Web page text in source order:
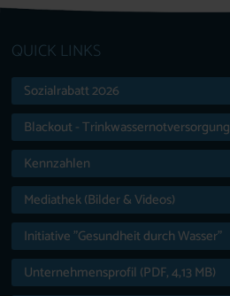
QUICK LINKS
Sozialrabatt 2026
Blackout - Trinkwassernotversorgung
Kennzahlen
Mediathek (Bilder & Videos)
Initiative "Gesundheit durch Wasser"
Unternehmensprofil (PDF, 4,13 MB)